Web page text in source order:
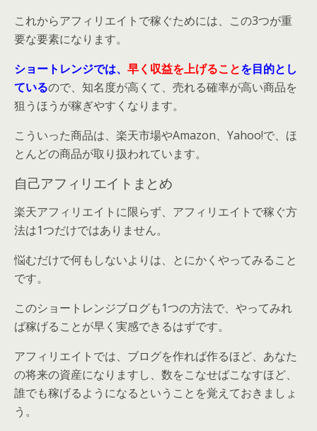
これからアフィリエイトで稼ぐためには、この3つが重
要な要素になります。
ショートレンジでは、 早く収益を上げることを目的とし
ているので、知名度が高くて、売れる確率が高い商品を
狙うほうが稼ぎやすくなります。
こういった商品は、楽天市場やAmazon、Yahoo!で、ほ
とんどの商品が取り扱われています。
自己アフィリエイトまとめ
楽天アフィリエイトに限らず、アフィリエイトで稼ぐ方
法は1つだけではありません。
悩むだけで何もしないよりは、とにかくやってみること
です。
このショートレンジブログも1つの方法で、やってみれ
ば稼げることが早く実感できるはずです。
アフィリエイトでは、ブログを作れば作るほど、あなた
の将来の資産になりますし、数をこなせばこなすほど、
誰でも稼げるようになるということを覚えておきましょ
う。